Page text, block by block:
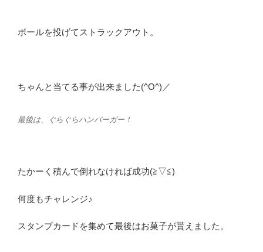
ボールを投げてストラックアウト。
ちゃんと当てる事が出来ました(^O^)／
最後は、ぐらぐらハンバーガー！
たかーく積んで倒れなければ成功(≧▽≦)
何度もチャレンジ♪
スタンプカードを集めて最後はお菓子が貰えました。